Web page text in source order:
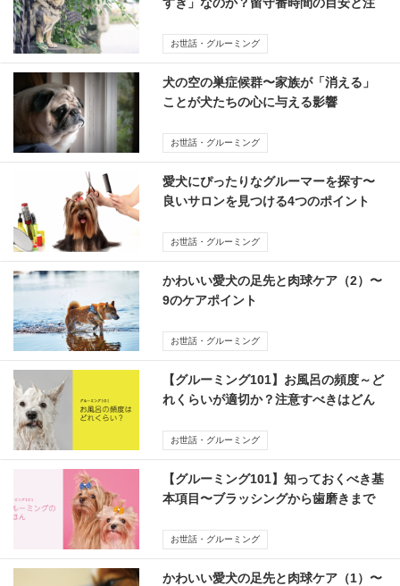
お世話・グルーミング
犬の空の巣症候群〜家族が「消える」
ことが犬たちの心に与える影響
お世話・グルーミング
愛犬にぴったりなグルーマーを探す〜
良いサロンを見つける4つのポイント
お世話・グルーミング
かわいい愛犬の足先と肉球ケア（2）〜
9のケアポイント
お世話・グルーミング
【グルーミング101】お風呂の頻度～ど
れくらいが適切か？注意すべきはどん
お世話・グルーミング
【グルーミング101】知っておくべき基
本項目〜ブラッシングから歯磨きまで
お世話・グルーミング
かわいい愛犬の足先と肉球ケア（1）〜